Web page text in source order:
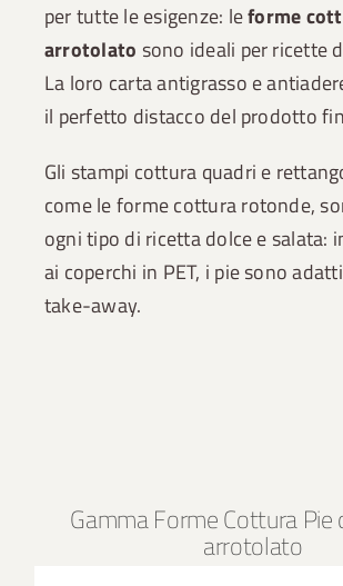
per tutte le esigenze: leforme
arrotolato sono ideali per ricette
La loro carta antigrasso e
il perfetto distacco del prodotto
Gli stampi cottura quadri e
come le forme cottura rotonde,
ogni tipo di ricetta dolce e salata:
ai coperchi in PET, i pie sono
take-away.
Gamma Forme Cottura Pie
arrotolato